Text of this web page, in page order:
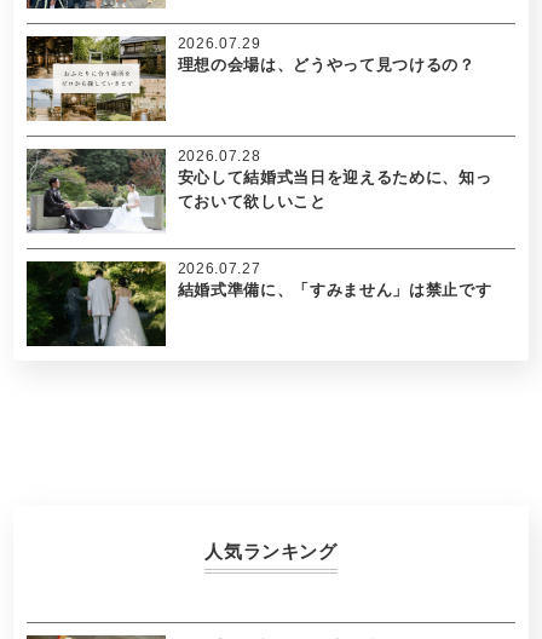
理想の会場は、どうやって見つけるの？
2026.07.29
安心して結婚式当日を迎えるために、知っ
ておいて欲しいこと
2026.07.28
結婚式準備に、「すみません」は禁止です
2026.07.27
人気ランキング